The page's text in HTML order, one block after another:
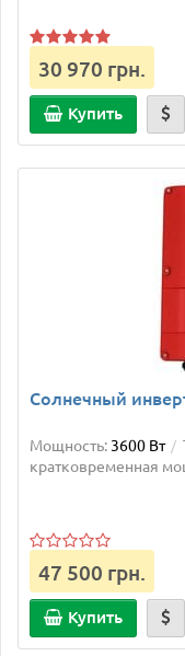
30 970 грн.
Купить
Солнечный
Мощность: 3600 Вт
кратковременная
47 500 грн.
Купить